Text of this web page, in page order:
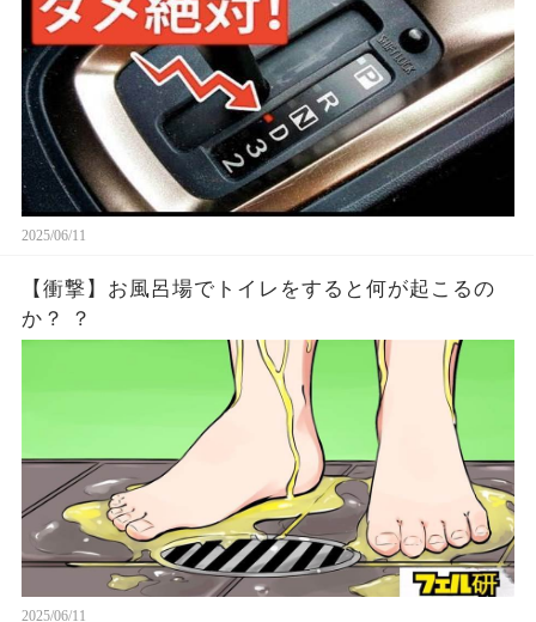
2025/06/11
【衝撃】お風呂場でトイレをすると何が起こるの
か？ ？
2025/06/11